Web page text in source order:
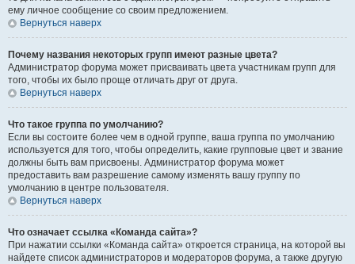
ему личное сообщение со своим предложением.
Вернуться наверх
Почему названия некоторых групп имеют разные цвета?
Администратор форума может присваивать цвета участникам групп для
того, чтобы их было проще отличать друг от друга.
Вернуться наверх
Что такое группа по умолчанию?
Если вы состоите более чем в одной группе, ваша группа по умолчанию
используется для того, чтобы определить, какие групповые цвет и звание
должны быть вам присвоены. Администратор форума может
предоставить вам разрешение самому изменять вашу группу по
умолчанию в центре пользователя.
Вернуться наверх
Что означает ссылка «Команда сайта»?
При нажатии ссылки «Команда сайта» откроется страница, на которой вы
найдете список администраторов и модераторов форума, а также другую